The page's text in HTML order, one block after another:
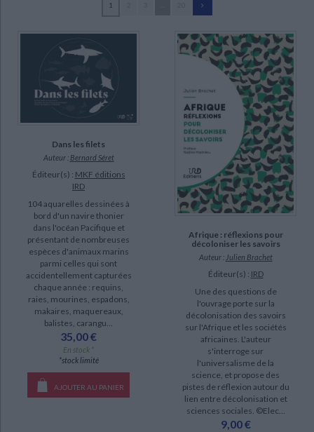
Critique et histoire littéraire
Littérature ancienne et médiévale
Audio - Livres lus
Littérature en version originale Humour
Ecologie - Environnement Religions - Spiritualités
Histoire de France Biographies historiques
Histoire - Généralités Histoire des pays
Histoire ancienne Géographie
Culture scientifique
Institut de recherche pour le développement (France) (24)
Moatti, Jean-Paul (10)
Dangles, Olivier (9)
Chippaux, Jean-Philippe (8)
Cormier-Salem, Marie-Christine (8)
Bosser, Jean (7)
Ferguson, Ian K. (7)
SUPPORT
livre (405)
logiciel-educatif (33)
revue (28)
IAD (7)
coffret (1)
Flore des Mascareignes : La Réunion, Maurice, Rodrigues (8)
Flore de la Polynésie française (2)
Rivières du Sud : sociétés et mangroves ouest-africaines (2)
1
Dans les filets
Auteur : Bernard Séret
Éditeur(s) : MKF éditions
IRD
104 aquarelles dessinées à
bord d'un navire thonier
dans l'océan Pacifique et
présentant de nombreuses
espèces d'animaux marins
parmi celles qui sont
accidentellement capturées
chaque année : requins,
raies, mourines, espadons,
makaires, maquereaux,
balistes, carangu...
35,00 €
En stock *
*stock limité
AJOUTER AU PANIER
Afrique : réflexions pour
décoloniser les savoirs
Auteur : Julien Brachet
Éditeur(s) : IRD
Une des questions de
l'ouvrage porte sur la
décolonisation des savoirs
sur l'Afrique et les sociétés
africaines. L'auteur
s'interroge sur
l'universalisme de la
science, et propose des
pistes de réflexion autour du
lien entre décolonisation et
sciences sociales. ©Elec...
9,00 €